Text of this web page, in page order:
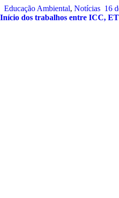
Educação Ambiental, Notícias 16
Início dos trabalhos entre ICC,